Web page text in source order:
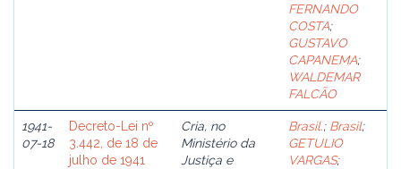
FERNANDO
COSTA;
GUSTAVO
CAPANEMA;
WALDEMAR
FALCÃO
1941-
07-18
Decreto-Lei nº
3.442, de 18 de
julho de 1941
Cria, no
Ministério da
Justiça e
Brasil.; Brasil;
GETULIO
VARGAS;